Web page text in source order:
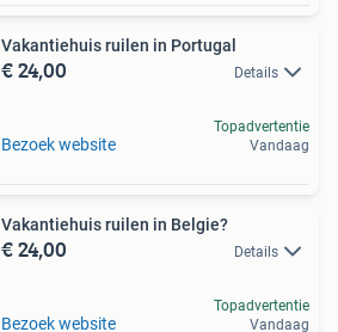
Vakantiehuis ruilen in Portugal
€ 24,00 Details
Bezoek website
Topadvertentie
Vandaag
Vakantiehuis ruilen in Belgie?
€ 24,00 Details
Bezoek website
Topadvertentie
Vandaag